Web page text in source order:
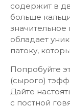
содержит в
больше
обладает
патоку,
Попробуйте
(сырого)
Дайте
с постной